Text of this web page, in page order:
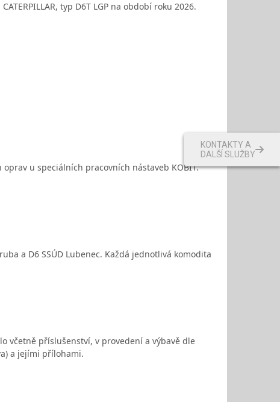
typ D6T LGP na období roku 2026.
u speciálních pracovních nástaveb KOBIT.
a D6 SSÚD Lubenec. Každá jednotlivá komodita
včetně příslušenství, v provedení a výbavě dle
a jejími přílohami.
KONTAKTY A
DALŠÍ SLUŽBY